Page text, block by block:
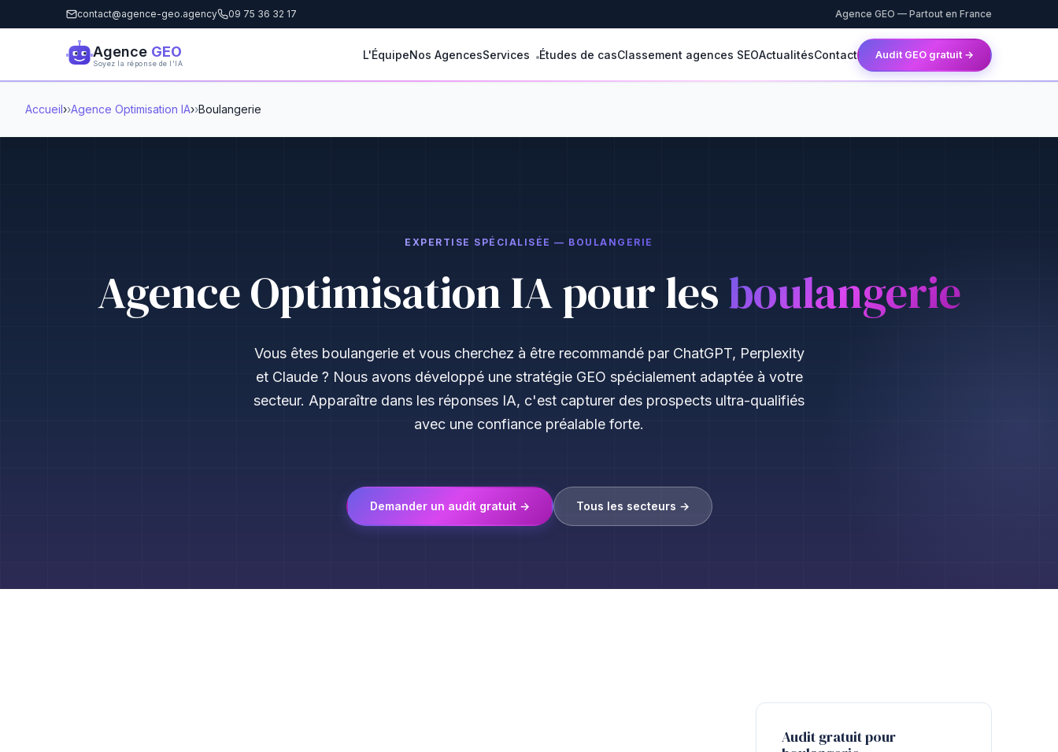
contact@agence-geo.agency 09 75 36 32 17 Agence GEO — Partout en France
Agence GEO
Soyez la réponse de l'IA
L'ÉquipeNos AgencesServices Études de casClassement agences SEOActualitésContact Audit GEO gratuit →
Accueil› Agence Optimisation IA› Boulangerie
EXPERTISE SPÉCIALISÉE — BOULANGERIE
Agence Optimisation IA pour lesboulangerie
Vous êtes boulangerie et vous cherchez à être recommandé par ChatGPT, Perplexity
et Claude ? Nous avons développé une stratégie GEO spécialement adaptée à votre
secteur. Apparaître dans les réponses IA, c'est capturer des prospects ultra-qualifiés
avec une confiance préalable forte.
Demander un audit gratuit → Tous les secteurs →
Audit gratuit pour